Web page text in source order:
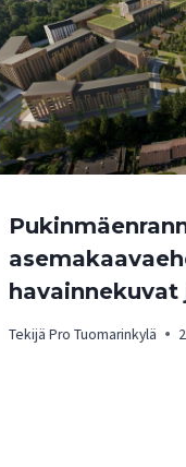
Tekijä Pro Tuomarinkylä